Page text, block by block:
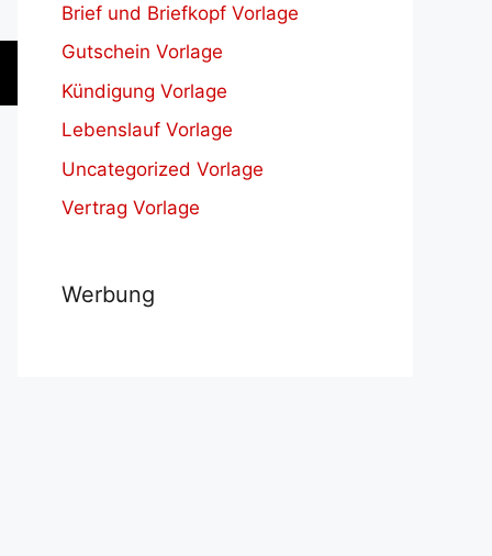
Brief und Briefkopf Vorlage
Gutschein Vorlage
Kündigung Vorlage
Lebenslauf Vorlage
Uncategorized Vorlage
Vertrag Vorlage
Werbung